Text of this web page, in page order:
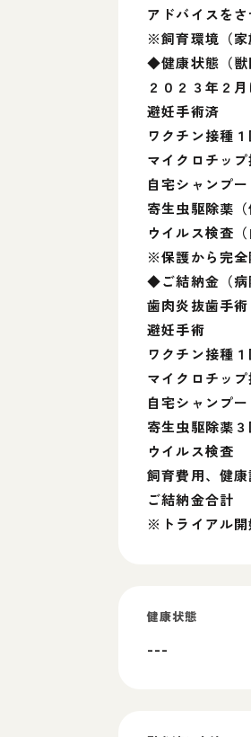
アドバイスをさ
※飼育環境（家
◆健康状態（獣
２０２３年２
避妊手術済
ワクチン接種１
マイクロチップ
自宅シャンプ
寄生虫駆除薬
ウイルス検査
※保護から完全
◆ご結納金（病
歯肉炎
避妊
ワクチン
マイクロ
自宅シ
寄生虫駆
ウイ
飼育費用、健
ご結納金
※トライアル開
健康状態
---